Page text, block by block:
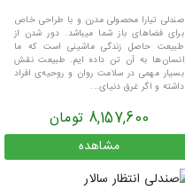
صندلی تیارا محصولی مدرن و با طراحی خاص
برای فضاهای باز شما میباشد. دور شدن از
طبیعت حاصل زندگی ماشینی است که ما
انسان‌ها به آن تن داده ایم. طبیعت نقش
بسیار مهمی در سلامت روان و روحیه‌ی افراد
داشته و اگر غرق دنیای...
8,157,600 تومان
مشاهده